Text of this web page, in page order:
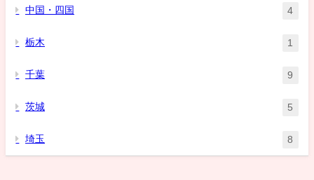
中国・四国 4
栃木 1
千葉 9
茨城 5
埼玉 8